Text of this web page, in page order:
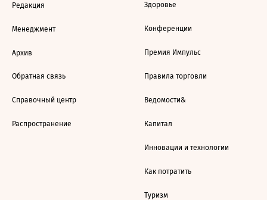
Редакция
Менеджмент
Архив
Обратная связь
Справочный центр
Распространение
Здоровье
Конференции
Премия Импульс
Правила торговли
Ведомости&
Капитал
Инновации и технологии
Как потратить
Туризм